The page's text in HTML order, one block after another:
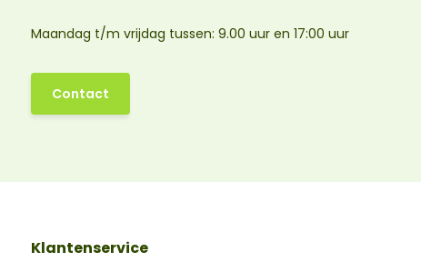
Maandag t/m vrijdag tussen: 9.00 uur en 17:00 uur
Contact
Klantenservice